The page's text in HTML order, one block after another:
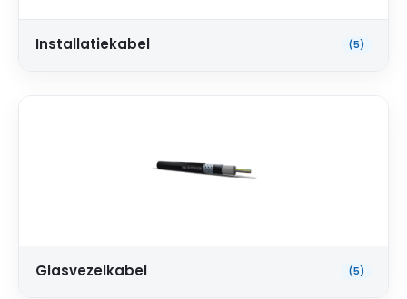
Installatiekabel (5)
Glasvezelkabel (5)